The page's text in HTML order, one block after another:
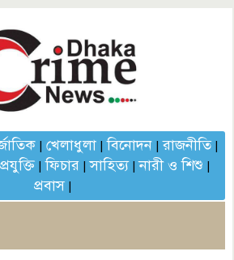
| খেলাধুলা|বিনোদন|রাজনীতি|
|ফিচার |সাহিত্য|নারী ও শিশু |
প্রবাস|